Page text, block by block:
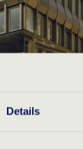
Details